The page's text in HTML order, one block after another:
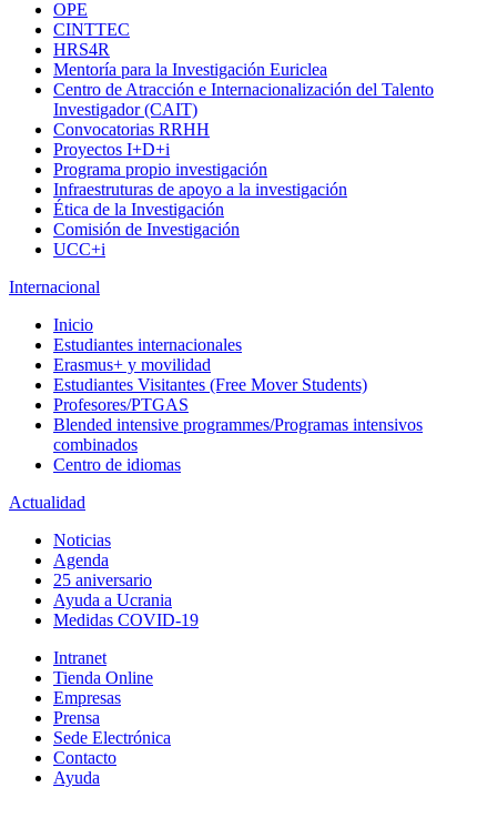
OPE
CINTTEC
HRS4R
Mentoría para la Investigación Euriclea
Centro de Atracción e Internacionalización del Talento
Investigador (CAIT)
Convocatorias RRHH
Proyectos I+D+i
Programa propio investigación
Infraestruturas de apoyo a la investigación
Ética de la Investigación
Comisión de Investigación
UCC+i
Internacional
Inicio
Estudiantes internacionales
Erasmus+ y movilidad
Estudiantes Visitantes (Free Mover Students)
Profesores/PTGAS
Blended intensive programmes/Programas intensivos
combinados
Centro de idiomas
Actualidad
Noticias
Agenda
25 aniversario
Ayuda a Ucrania
Medidas COVID-19
Intranet
Tienda Online
Empresas
Prensa
Sede Electrónica
Contacto
Ayuda